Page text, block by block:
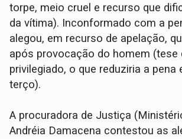
torpe, meio cruel e recurso que
da vítima). Inconformado com a
alegou, em recurso de apelação,
após provocação do homem (tese
privilegiado, o que reduziria a pena
terço).
A procuradora de Justiça
Andréia Damacena contestou as